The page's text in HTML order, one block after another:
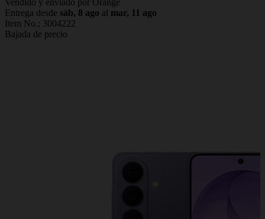
Entrega desde sáb, 8 ago al mar, 11 ago
Item No.; 3004222
Bajada de precio